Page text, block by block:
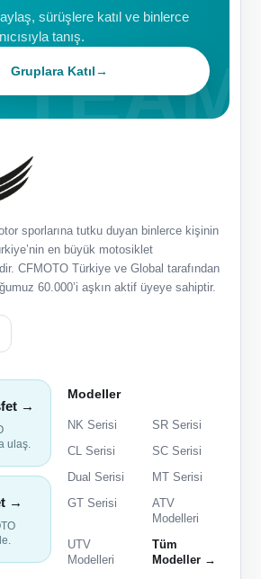
sürüşlere katıl ve binlerce
tanış.
Gruplara Katıl→
sporlarına tutku duyan binlerce kişinin
en büyük motosiklet
CFMOTO Türkiye ve Global tarafından
60.000’i aşkın aktif üyeye sahiptir.
→
ulaş.
→
Modeller
NK Serisi
SR Serisi
CL Serisi
SC Serisi
Dual Serisi
MT Serisi
GT Serisi
ATV
Modelleri
UTV
Modelleri
Tüm
Modeller →